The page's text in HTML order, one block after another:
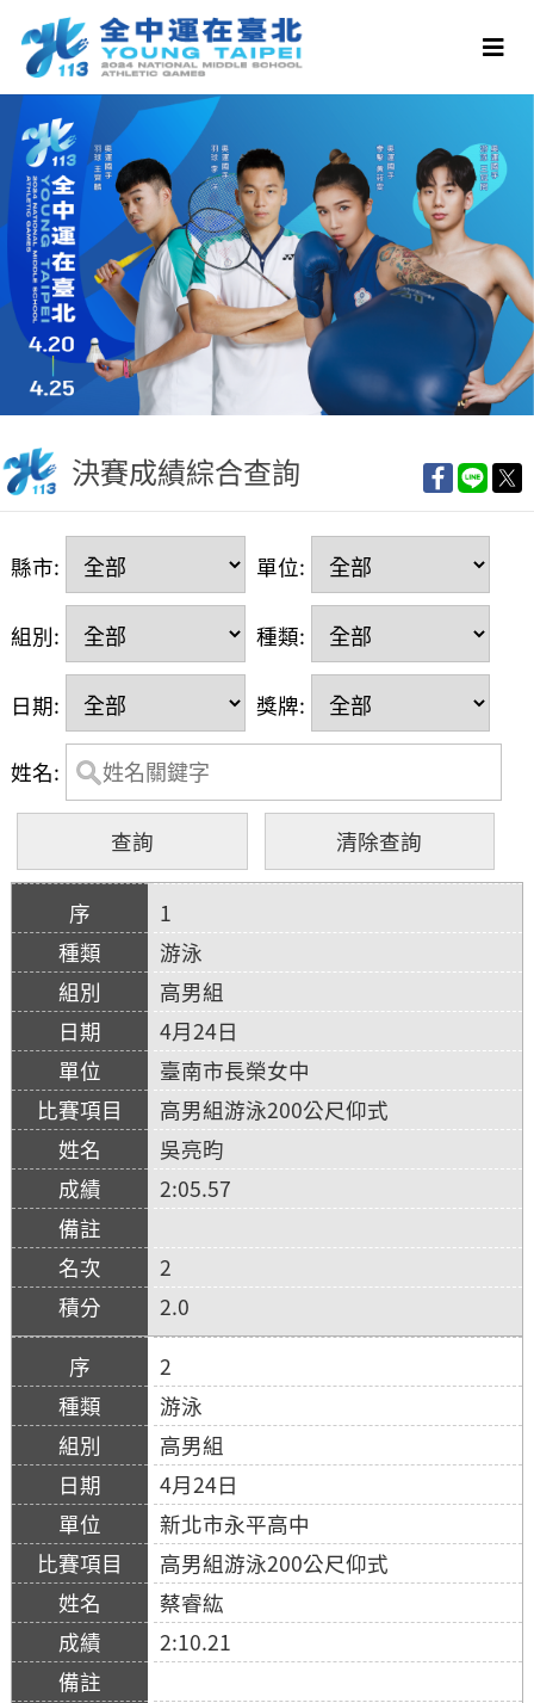
決賽成績綜合查詢
縣市: 單位:
組別: 種類:
日期: 獎牌:
姓名:
1
游泳
高男組
4月24日
臺南市長榮女中
高男組游泳200公尺仰式
吳亮昀
2:05.57
2
2.0
2
游泳
高男組
4月24日
新北市永平高中
高男組游泳200公尺仰式
蔡睿紘
2:10.21